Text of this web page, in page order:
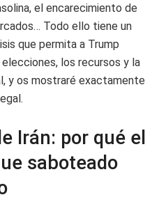
el encarecimiento de
Todo ello tiene un
que permita a Trump
los recursos y la
y os mostraré exactamente
Irán: por qué el
saboteado